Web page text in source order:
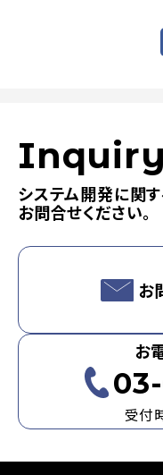
Inquiry
システム開発に関
お問合せください。
お
お
受付